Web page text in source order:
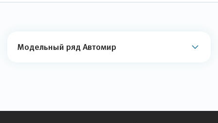
Модельный ряд Автомир